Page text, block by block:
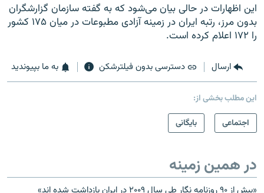
اين اظهارات در حالى بيان مى‌شود كه به گفته سازمان گزارشگران
بدون مرز، رتبه ايران در زمينه آزادى مطبوعات در ميان ۱۷۵ كشور
را ۱۷۲ اعلام كرده است.
ارسال دسترسی بدون فیلترشکن به ما بپیوندید
این مطلب بخشی از:
اجتماعی
بایگانی
در همین زمینه